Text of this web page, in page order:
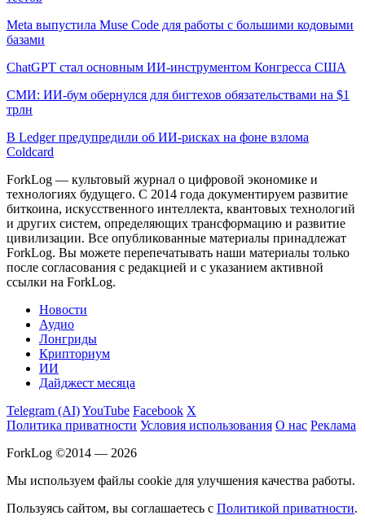
Meta выпустила Muse Code для работы с большими кодовыми
базами
ChatGPT стал основным ИИ-инструментом Конгресса США
СМИ: ИИ-бум обернулся для бигтехов обязательствами на $1
трлн
В Ledger предупредили об ИИ-рисках на фоне взлома
Coldcard
ForkLog — культовый журнал о цифровой экономике и
технологиях будущего. С 2014 года документируем развитие
биткоина, искусственного интеллекта, квантовых технологий
и других систем, определяющих трансформацию и развитие
цивилизации. Все опубликованные материалы принадлежат
ForkLog. Вы можете перепечатывать наши материалы только
после согласования с редакцией и с указанием активной
ссылки на ForkLog.
Новости
Аудио
Лонгриды
Крипториум
ИИ
Дайджест месяца
Telegram (AI)YouTube Facebook X
Политика приватности Условия использования О нас Реклама
ForkLog ©2014 — 2026
Мы используем файлы cookie для улучшения качества работы.
Пользуясь сайтом, вы соглашаетесь с Политикой приватности.